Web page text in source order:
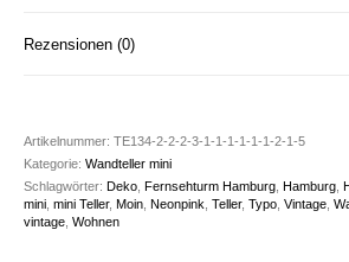
Rezensionen (0)
Artikelnummer:TE134-2-2-2-3-1-1-1-1-1-1-2-1-5
Kategorie:Wandteller mini
Schlagwörter:Deko ,Fernsehturm Hamburg ,Hamburg ,
mini ,mini Teller,Moin ,Neonpink ,Teller,Typo ,Vintage ,
vintage ,Wohnen